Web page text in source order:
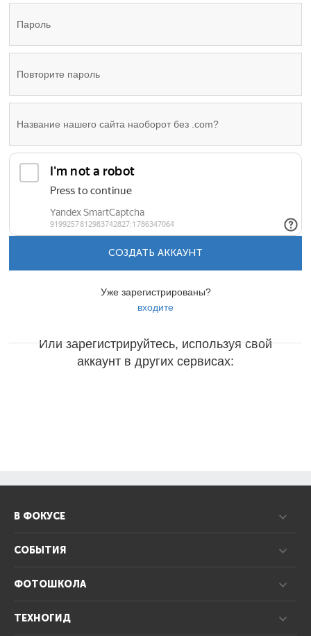
СОЗДАТЬ АККАУНТ
Уже зарегистрированы?
входите
Или зарегистрируйтесь, используя свой
аккаунт в других сервисах:
В ФОКУСЕ
СОБЫТИЯ
ФОТОШКОЛА
ТЕХНОГИД